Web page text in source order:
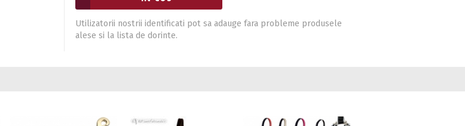
Utilizatorii nostrii identificati pot sa adauge fara probleme produsele
alese si la lista de dorinte.